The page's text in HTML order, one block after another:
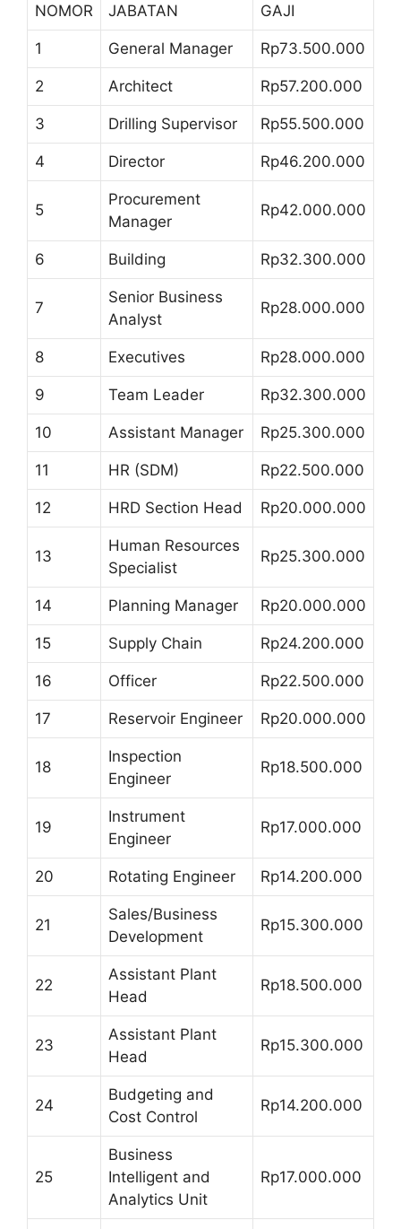
NOMOR JABATAN GAJI
1 General Manager Rp73.500.000
2 Architect Rp57.200.000
3 Drilling Supervisor Rp55.500.000
4 Director Rp46.200.000
5
Procurement
Manager
Rp42.000.000
6 Building Rp32.300.000
7
Senior Business
Analyst
Rp28.000.000
8 Executives Rp28.000.000
9 Team Leader Rp32.300.000
10 Assistant Manager Rp25.300.000
11 HR (SDM) Rp22.500.000
12 HRD Section Head Rp20.000.000
13
Human Resources
Specialist
Rp25.300.000
14 Planning Manager Rp20.000.000
15 Supply Chain Rp24.200.000
16 Officer Rp22.500.000
17 Reservoir Engineer Rp20.000.000
18
Inspection
Engineer
Rp18.500.000
19
Instrument
Engineer
Rp17.000.000
20 Rotating Engineer Rp14.200.000
21
Sales/Business
Development
Rp15.300.000
22
Assistant Plant
Head
Rp18.500.000
23
Assistant Plant
Head
Rp15.300.000
24
Budgeting and
Cost Control
Rp14.200.000
25
Business
Intelligent and
Analytics Unit
Rp17.000.000